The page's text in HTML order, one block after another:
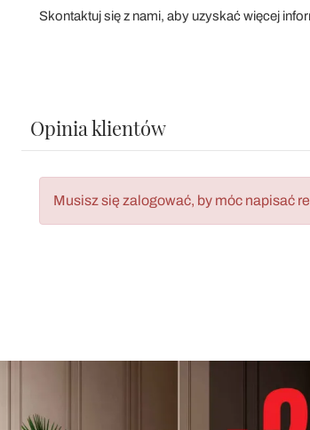
Skontaktuj się z nami, aby uzyskać więcej
Opinia klientów
Musisz się zalogować, by móc napisać